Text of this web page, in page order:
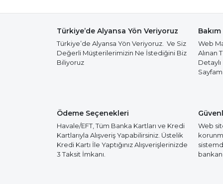
Türkiye’de Alyansa Yön Veriyoruz
Türkiye’de Alyansa Yön Veriyoruz. Ve Siz
Değerli Müşterilerimizin Ne İstediğini Biz
Biliyoruz
Web
Alınan
Ödeme Seçenekleri
Havale/EFT, Tüm Banka Kartları ve Kredi
Kartlarıyla Alışveriş Yapabilirsiniz. Üstelik
Kredi Kartı İle Yaptığınız Alışverişlerinizde
3 Taksit İmkanı.
Web